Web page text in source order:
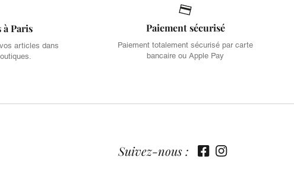
à Paris
articles dans
Paiement sécurisé
Paiement totalement sécurisé par carte
bancaire ou Apple Pay
Suivez-nous :